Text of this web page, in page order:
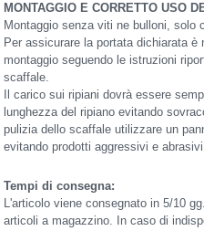
MONTAGGIO E CORRETTO USO
Montaggio senza viti ne bulloni, solo
Per assicurare la portata dichiarata è
montaggio seguendo le istruzioni
scaffale.
Il carico sui ripiani dovrà essere
lunghezza del ripiano evitando
pulizia dello scaffale utilizzare un
evitando prodotti aggressivi e
Tempi di consegna:
L'articolo viene consegnato in 5/10
articoli a magazzino. In caso di